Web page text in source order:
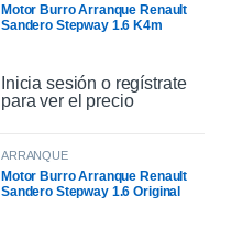
Motor Burro Arranque Renault
Sandero Stepway 1.6 K4m
Inicia sesión o regístrate
para ver el precio
ARRANQUE
Motor Burro Arranque Renault
Sandero Stepway 1.6 Original